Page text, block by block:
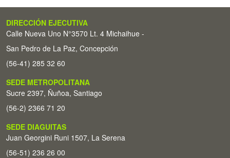
DIRECCIÓN EJECUTIVA
Calle Nueva Uno N°3570 Lt. 4 Michaihue -
San Pedro de La Paz, Concepción
(56-41) 285 32 60
SEDE METROPOLITANA
Sucre 2397, Ñuñoa, Santiago
(56-2) 2366 71 20
SEDE DIAGUITAS
Juan Georgini Runi 1507, La Serena
(56-51) 236 26 00